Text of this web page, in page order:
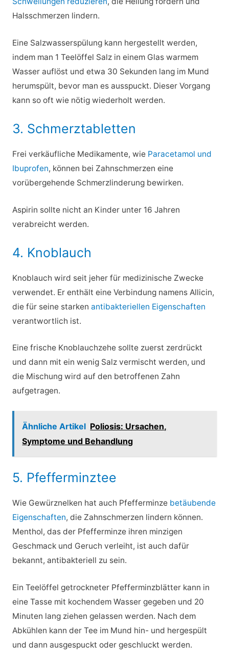
Halsschmerzen lindern.
Eine Salzwasserspülung kann hergestellt werden,
indem man 1 Teelöffel Salz in einem Glas warmem
Wasser auflöst und etwa 30 Sekunden lang im Mund
herumspült, bevor man es ausspuckt. Dieser Vorgang
kann so oft wie nötig wiederholt werden.
3. Schmerztabletten
Frei verkäufliche Medikamente, wie Paracetamol und
Ibuprofen, können bei Zahnschmerzen eine
vorübergehende Schmerzlinderung bewirken.
Aspirin sollte nicht an Kinder unter 16 Jahren
verabreicht werden.
4. Knoblauch
Knoblauch wird seit jeher für medizinische Zwecke
verwendet. Er enthält eine Verbindung namens Allicin,
die für seine starken antibakteriellen Eigenschaften
verantwortlich ist.
Eine frische Knoblauchzehe sollte zuerst zerdrückt
und dann mit ein wenig Salz vermischt werden, und
die Mischung wird auf den betroffenen Zahn
aufgetragen.
Ähnliche Artikel Poliosis: Ursachen,
Symptome und Behandlung
5. Pfefferminztee
Wie Gewürznelken hat auch Pfefferminze betäubende
Eigenschaften, die Zahnschmerzen lindern können.
Menthol, das der Pfefferminze ihren minzigen
Geschmack und Geruch verleiht, ist auch dafür
bekannt, antibakteriell zu sein.
Ein Teelöffel getrockneter Pfefferminzblätter kann in
eine Tasse mit kochendem Wasser gegeben und 20
Minuten lang ziehen gelassen werden. Nach dem
Abkühlen kann der Tee im Mund hin- und hergespült
und dann ausgespuckt oder geschluckt werden.